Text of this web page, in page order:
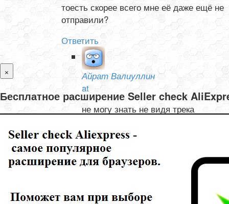
тоесть скорее всего мне её даже ещё не
отправили?
Ответить
Айрат Валиуллин
at
не могу знать не видя трека
Ответить
Олеся и Валентин Тишелович
не могу отследить товар с Али, не отслеживается
×
Бесплатное расширение Seller check